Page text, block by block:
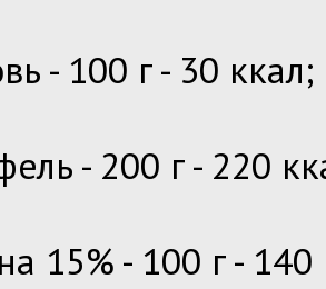
- 100 г - 30 ккал;
- 200 г - 220
15% - 100 г - 140